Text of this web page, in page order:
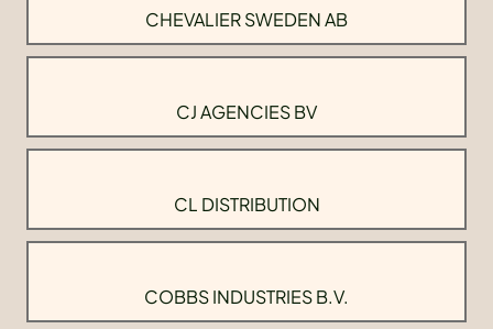
CHEVALIER SWEDEN AB
CJ AGENCIES BV
CL DISTRIBUTION
COBBS INDUSTRIES B.V.